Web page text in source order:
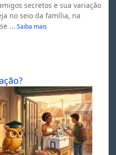
secretos e sua variação
no seio da família, na
... Saiba mais